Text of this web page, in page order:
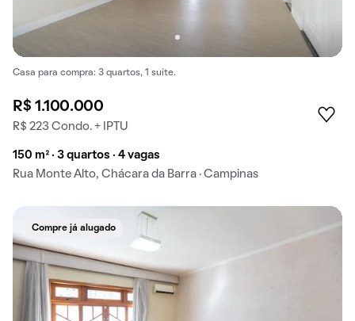
Casa para compra: 3 quartos, 1 suíte.
R$ 1.100.000
R$ 223 Condo. + IPTU
150 m² · 3 quartos · 4 vagas
Rua Monte Alto, Chácara da Barra · Campinas
Compre já alugado